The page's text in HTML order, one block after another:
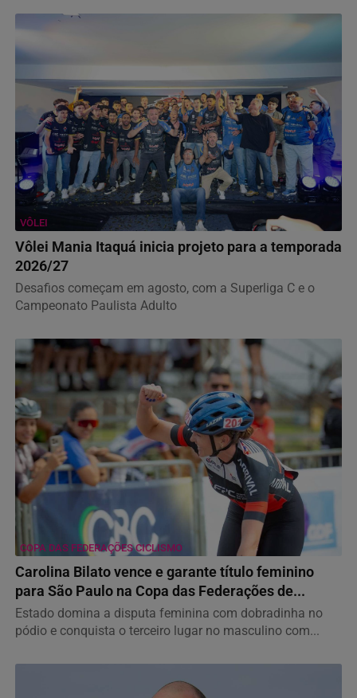
VÔLEI
Vôlei Mania Itaquá inicia projeto para a temporada
2026/27
Desafios começam em agosto, com a Superliga C e o
Campeonato Paulista Adulto
COPA DAS FEDERAÇÕES CICLISMO
Carolina Bilato vence e garante título feminino
para São Paulo na Copa das Federações de...
Estado domina a disputa feminina com dobradinha no
pódio e conquista o terceiro lugar no masculino com...